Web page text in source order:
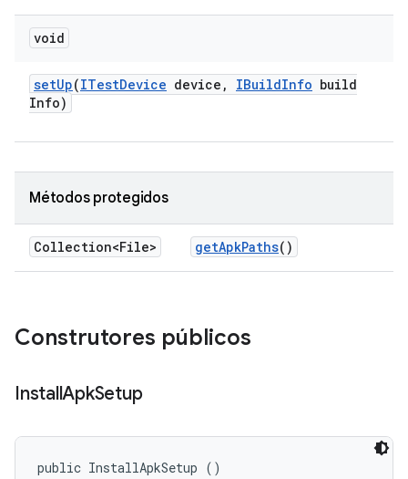
void
setUp(ITestDevice device , IBuildInfo build
Info)
Métodos protegidos
Collection<File> getApkPaths()
Construtores públicos
InstallApkSetup
public InstallApkSetup ()